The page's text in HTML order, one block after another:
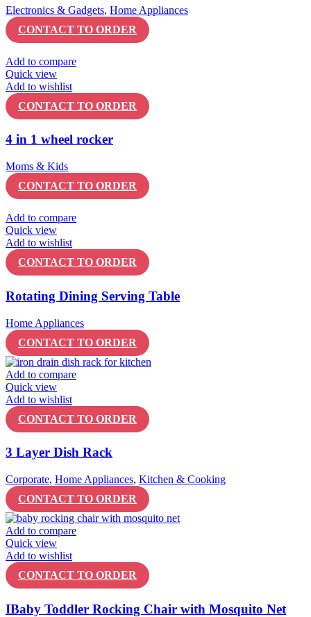
Electronics & Gadgets, Home Appliances
CONTACT TO ORDER
Add to compare
Quick view
Add to wishlist
CONTACT TO ORDER
4 in 1 wheel rocker
Moms & Kids
CONTACT TO ORDER
Add to compare
Quick view
Add to wishlist
CONTACT TO ORDER
Rotating Dining Serving Table
Home Appliances
CONTACT TO ORDER
Add to compare
Quick view
Add to wishlist
CONTACT TO ORDER
3 Layer Dish Rack
Corporate, Home Appliances, Kitchen & Cooking
CONTACT TO ORDER
Add to compare
Quick view
Add to wishlist
CONTACT TO ORDER
IBaby Toddler Rocking Chair with Mosquito Net